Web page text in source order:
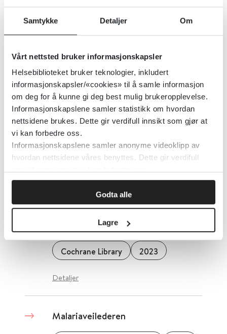
Samtykke Detaljer Om
Vårt nettsted bruker informasjonskapsler
Helsebiblioteket bruker teknologier, inkludert
informasjonskapsler/«cookies» til å samle informasjon
om deg for å kunne gi deg best mulig brukeropplevelse.
Informasjonskapslene samler statistikk om hvordan
nettsidene brukes. Dette gir verdifull innsikt som gjør at
vi kan forbedre oss.
Informasjonskapslene samler anonyme videoklipp av
hvordan nettsidene våres benyttes. Dette gir verdifull
Godta alle
Lagre
Magnetisk anfallsbehandling for
behandlingsresistent depresjon
Cochrane Library 2021
Detaljer
Magnetisk konvulsiv terapi for
personer med schizofreni
Cochrane Library 2023
Detaljer
Malariaveilederen